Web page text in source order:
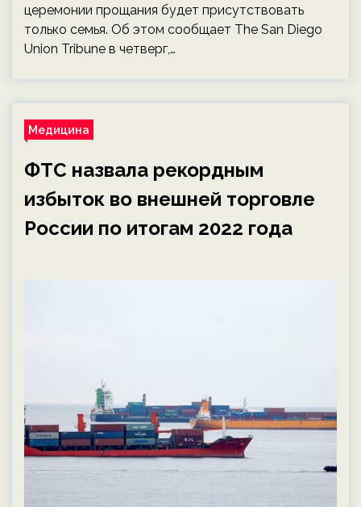
церемонии прощания будет присутствовать
только семья. Об этом сообщает The San Diego
Union Tribune в четверг,…
Медицина
ФТС назвала рекордным
избыток во внешней торговле
России по итогам 2022 года